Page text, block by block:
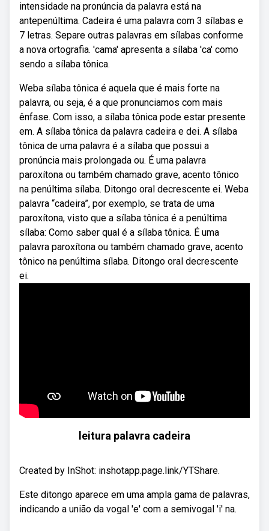
intensidade na pronúncia da palavra está na
antepenúltima. Cadeira é uma palavra com 3 sílabas e
7 letras. Separe outras palavras em sílabas conforme
a nova ortografia. 'cama' apresenta a sílaba 'ca' como
sendo a sílaba tônica.
Weba sílaba tônica é aquela que é mais forte na
palavra, ou seja, é a que pronunciamos com mais
ênfase. Com isso, a sílaba tônica pode estar presente
em. A sílaba tônica da palavra cadeira e dei. A sílaba
tônica de uma palavra é a sílaba que possui a
pronúncia mais prolongada ou. É uma palavra
paroxítona ou também chamado grave, acento tônico
na penúltima sílaba. Ditongo oral decrescente ei. Weba
palavra “cadeira”, por exemplo, se trata de uma
paroxítona, visto que a sílaba tônica é a penúltima
sílaba: Como saber qual é a sílaba tônica. É uma
palavra paroxítona ou também chamado grave, acento
tônico na penúltima sílaba. Ditongo oral decrescente
ei.
leitura palavra cadeira
Created by InShot: inshotapp.page.link/YTShare.
Este ditongo aparece em uma ampla gama de palavras,
indicando a união da vogal 'e' com a semivogal 'i' na.